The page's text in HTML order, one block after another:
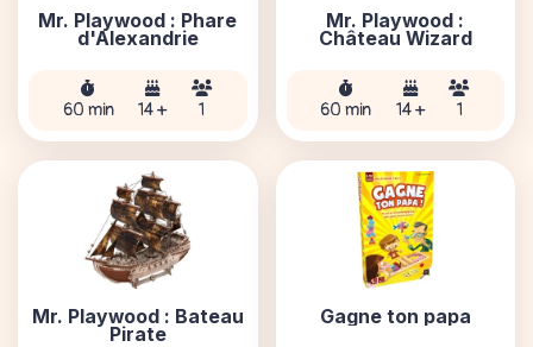
Mr. Playwood : Phare
d'Alexandrie
60 min 14 + 1
Mr. Playwood :
Château Wizard
60 min 14 + 1
Mr. Playwood : Bateau
Pirate
Gagne ton papa